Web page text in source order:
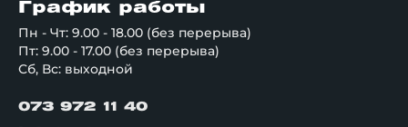
График работы
Пн - Чт: 9.00 - 18.00 (без перерыва)
Пт: 9.00 - 17.00 (без перерыва)
Сб, Вс: выходной
073 972 11 40